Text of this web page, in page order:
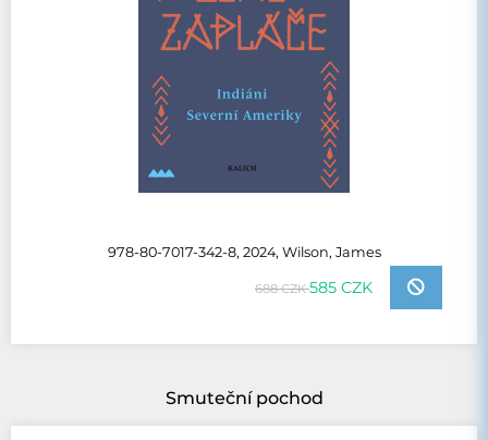
978-80-7017-342-8, 2024, Wilson, James
688 CZK585 CZK
Smuteční pochod